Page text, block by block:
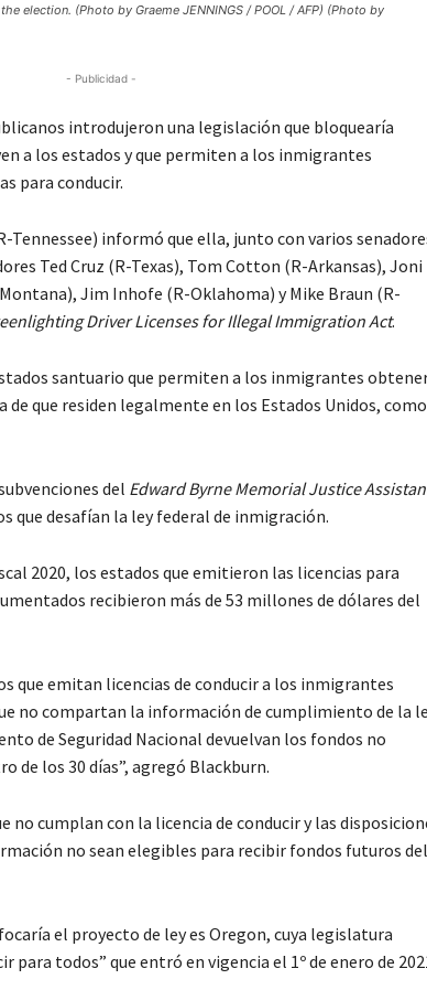
election. (Photo by Graeme JENNINGS / POOL / AFP) (Photo by
- Publicidad -
introdujeron una legislación que bloquearía
a los estados y que permiten a los inmigrantes
para conducir.
Tennessee) informó que ella, junto con varios
Ted Cruz (R-Texas), Tom Cotton (R-Arkansas), Joni
Jim Inhofe (R-Oklahoma) y Mike Braun (R-
Driver Licenses for Illegal Immigration Act.
santuario que permiten a los inmigrantes
de que residen legalmente en los Estados Unidos, como
del Edward Byrne Memorial Justice
que desafían la ley federal de inmigración.
2020, los estados que emitieron las licencias para
recibieron más de 53 millones de dólares del
que emitan licencias de conducir a los inmigrantes
no compartan la información de cumplimiento de la
de Seguridad Nacional devuelvan los fondos no
de los 30 días”, agregó Blackburn.
no cumplan con la licencia de conducir y las
no sean elegibles para recibir fondos futuros del
el proyecto de ley es Oregon, cuya legislatura
para todos” que entró en vigencia el 1º de enero de